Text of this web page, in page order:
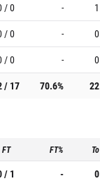
/ 0 - 1
/ 0 - 0
/ 0 - 0
/ 17 70.6% 22
FT FT% To
/ 1 - 0